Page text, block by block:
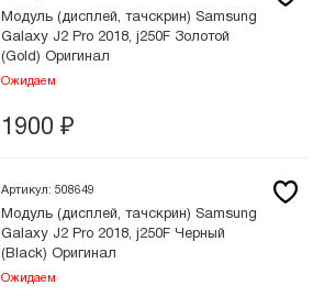
Модуль (дисплей, тачскрин) Samsung
Galaxy J2 Pro 2018, j250F Золотой
(Gold) Оригинал
Ожидаем
1900 ₽
Артикул: 508649
Модуль (дисплей, тачскрин) Samsung
Galaxy J2 Pro 2018, j250F Черный
(Black) Оригинал
Ожидаем